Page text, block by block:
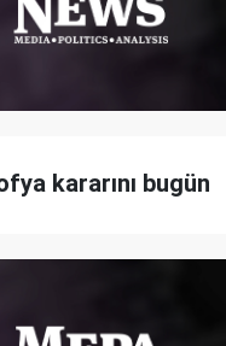
kararını bugün